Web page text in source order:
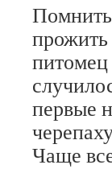
прожить
первые
Чаще